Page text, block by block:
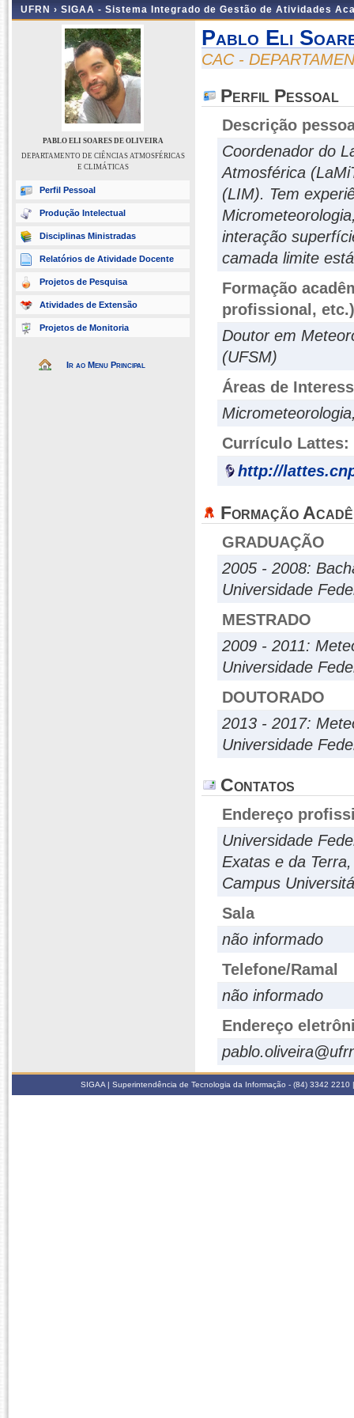
UFRN › SIGAA - Sistema Integrado de Gestão de Atividades
PABLO ELI SOARES DE OLIVEIRA
DEPARTAMENTO DE CIÊNCIAS ATMOSFÉRICAS
E CLIMÁTICAS
Perfil Pessoal
Produção Intelectual
Disciplinas Ministradas
Relatórios de Atividade Docente
Projetos de Pesquisa
Atividades de Extensão
Projetos de Monitoria
Ir ao Menu Principal
Pablo Eli
CAC -
Perfil Pessoal
Descrição
Coordenador do
Atmosférica
(LIM). Tem
interação
camada limite
Formação
profissional, etc.)
Doutor em
(UFSM)
Áreas de
Currículo Lattes:
http://
Formação
GRADUAÇÃO
2005 - 2008:
Universidade
MESTRADO
2009 - 2011:
Universidade
DOUTORADO
2013 - 2017:
Universidade
Contatos
Endereço
Universidade
Exatas e da
Campus
Sala
não informado
Telefone/Ramal
não informado
Endereço
SIGAA | Superintendência de Tecnologia da Informação - (84) 3342